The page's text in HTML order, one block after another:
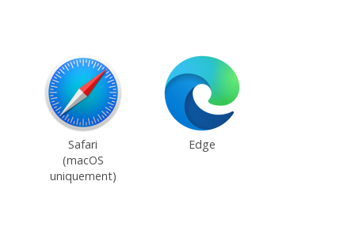
Safari
(macOS
uniquement)
Edge